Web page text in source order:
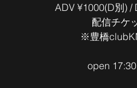
ADV ¥1000(D別) /
配信チケ
※豊橋
open